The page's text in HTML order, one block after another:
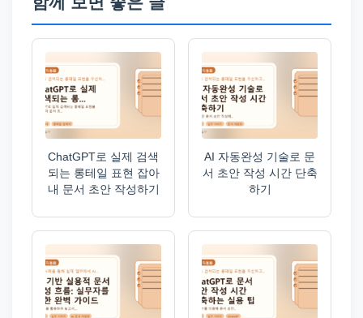
ChatGPT로 실제 검색
되는 롱테일 표현 잡아
내 문서 초안 작성하기
AI 자동완성 기술로 문
서 초안 작성 시간 단축
하기